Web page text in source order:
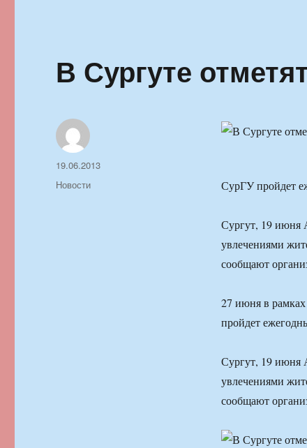
В Сургуте
СурГУ пройдет
Сургут, 19 июня
увлечениями
сообщают
27 июня в
пройдет
Сургут, 19 июня
увлечениями
сообщают
Автор
Опубликовано
19.06.2013
Рубрики
Новости